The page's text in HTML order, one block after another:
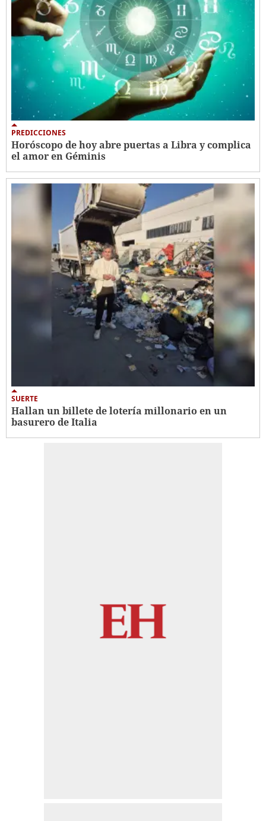
PREDICCIONES
Horóscopo de hoy abre puertas a Libra y complica
el amor en Géminis
SUERTE
Hallan un billete de lotería millonario en un
basurero de Italia